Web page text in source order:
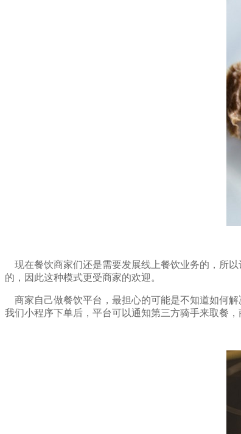
现在餐饮商家们还是需要发展线上餐饮业务的，所
的，因此这种模式更受商家的欢迎。
商家自己做餐饮平台，最担心的可能是不知道如何
我们小程序下单后，平台可以通知第三方骑手来取餐，